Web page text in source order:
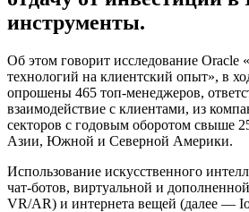
инструменты.
Об этом говорит исследование
технологий на клиентский опыт», в
опрошены 465 топ-менеджеров,
взаимодействие с клиентами, из
секторов с годовым оборотом свыше
Азии, Южной и Северной Америки.
Использование искусственного
чат-ботов, виртуальной и
VR/AR) и интернета вещей (далее —